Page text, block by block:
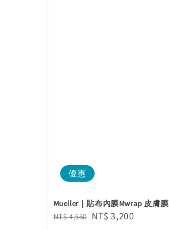
優惠
Mueller｜貼布內膜Mwrap 皮膚膜
Regular
NT$ 4,560 Sale
NT$ 3,200